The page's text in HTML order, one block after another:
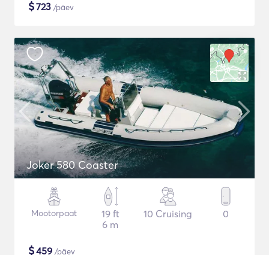
$723 /päev
Joker 580 Coaster
Mootorpaat
19 ft
6 m
10 Cruising 0
$459 /päev